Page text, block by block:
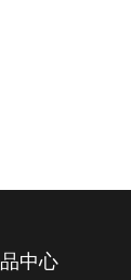
中心